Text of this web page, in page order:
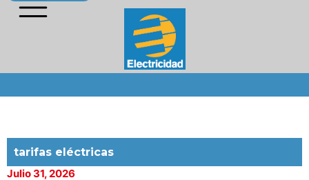
tarifas eléctricas
Julio 31, 2026